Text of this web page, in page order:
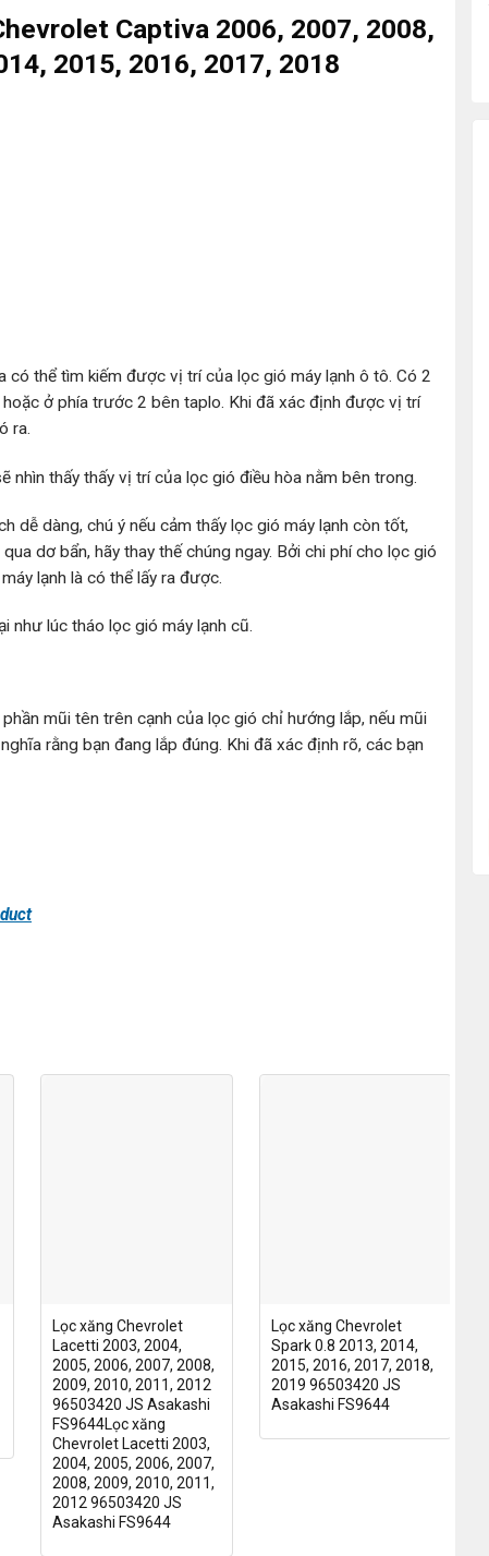
Captiva 2006, 2007, 2008,
2015, 2016, 2017, 2018
thể tìm kiếm được vị trí của lọc gió máy lạnh ô tô. Có 2
ở phía trước 2 bên taplo. Khi đã xác định được vị trí
ra.
nhìn thấy thấy vị trí của lọc gió điều hòa nằm bên trong.
dễ dàng, chú ý nếu cảm thấy lọc gió máy lạnh còn tốt,
dơ bẩn, hãy thay thế chúng ngay. Bởi chi phí cho lọc gió
lạnh là có thể lấy ra được.
như lúc tháo lọc gió máy lạnh cũ.
mũi tên trên cạnh của lọc gió chỉ hướng lắp, nếu mũi
rằng bạn đang lắp đúng. Khi đã xác định rõ, các bạn
Lọc xăng Chevrolet
Lacetti 2003, 2004,
2005, 2006, 2007, 2008,
2009, 2010, 2011, 2012
96503420 JS Asakashi
FS9644Lọc xăng
Chevrolet Lacetti 2003,
2004, 2005, 2006, 2007,
2008, 2009, 2010, 2011,
2012 96503420 JS
Asakashi FS9644
Lọc xăng Chevrolet
Spark 0.8 2013, 2014,
2015, 2016, 2017, 2018,
2019 96503420 JS
Asakashi FS9644